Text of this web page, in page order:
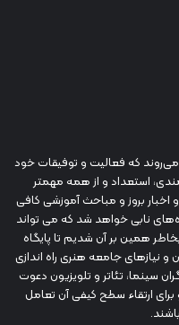
که فعالیت و توفیقات خود
استعداد و از همه مهمتر
اخبار بروز و مباحث آموزشی کافی
نابی خواهد شد که می تواند
همین بر آن شدیم تا پایگاه
نیازهای جامعه هنری راه اندازی
سینما، تئاتر و تلویزیون دعوت
برای ارتقاء سطح کیفی آن تعامل